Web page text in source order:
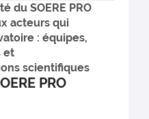
du SOERE PRO
acteurs qui
: équipes,
et
scientifiques
PRO